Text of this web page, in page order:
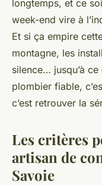
longtemps, et ce
week-end vire à
Et si ça empire
montagne, les
silence… jusqu’à
plombier fiable,
c’est retrouver la
Les critères
artisan de
Savoie